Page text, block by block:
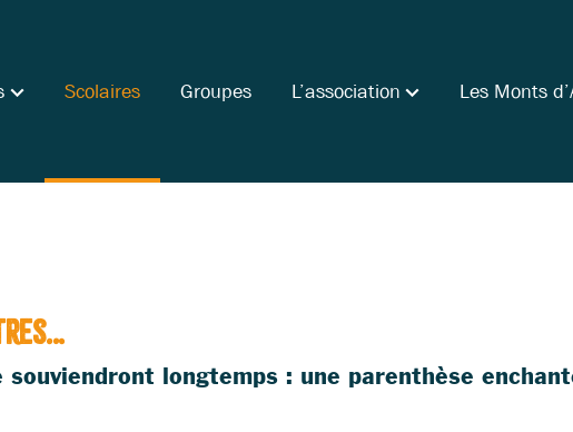
Scolaires Groupes L’association Les Monts
longtemps : une parenthèse